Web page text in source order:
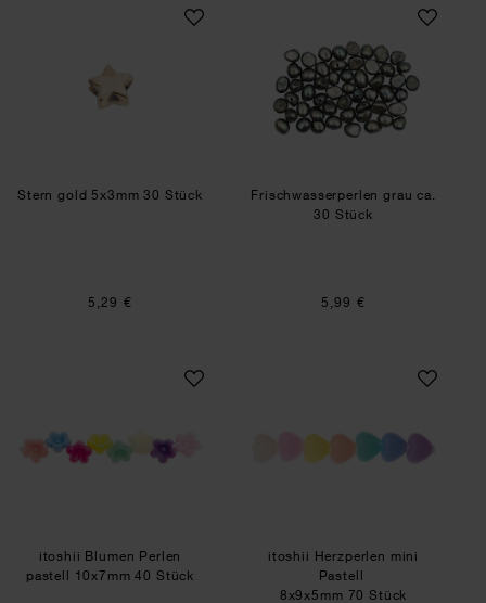
Stern gold 5x3mm 30 Stück
5,29 €
Frischwasserperlen grau ca.
30 Stück
5,99 €
itoshii Blumen Perlen pastell 10x7mm 40 Stück
itoshii Blumen Perlen
pastell 10x7mm 40 Stück
itoshii
itoshii Herzperlen mini
Pastell
8x9x5mm 70 Stück